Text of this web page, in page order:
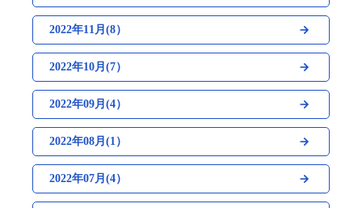
2022年11月(8）
2022年10月(7）
2022年09月(4）
2022年08月(1）
2022年07月(4）